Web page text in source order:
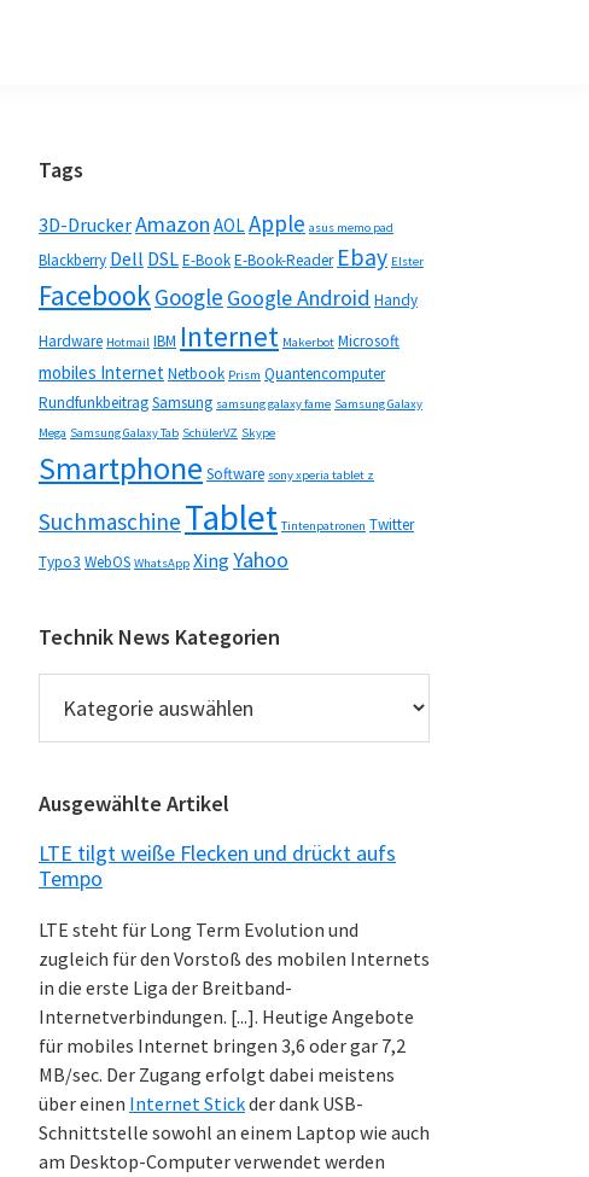
Seitenspalte
Tags
3D-DruckerAmazon AOLApple asus memo pad
Blackberry Dell DSLE-BookE-Book-Reader Ebay Elster
FacebookGoogle Google Android Handy
Hardware Hotmail IBM Internet Makerbot Microsoft
mobiles InternetNetbook Prism Quantencomputer
RundfunkbeitragSamsung samsung galaxy fame Samsung Galaxy
Mega Samsung Galaxy Tab SchülerVZ Skype
Smartphone Software sony xperia tablet z
Suchmaschine Tablet Tintenpatronen Twitter
Typo3 WebOS WhatsApp XingYahoo
Technik News Kategorien
News
Kategorien
Ausgewählte Artikel
LTE tilgt weiße Flecken und drückt aufs
Tempo
LTE steht für Long Term Evolution und
zugleich für den Vorstoß des mobilen Internets
in die erste Liga der Breitband-
Internetverbindungen. [...]. Heutige Angebote
für mobiles Internet bringen 3,6 oder gar 7,2
MB/sec. Der Zugang erfolgt dabei meistens
über einen Internet Stickder dank USB-
Schnittstelle sowohl an einem Laptop wie auch
am Desktop-Computer verwendet werden